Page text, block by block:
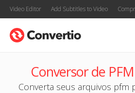
Video Editor Add Subtitles to Video
Conversor de
Converta seus arquivos pfm